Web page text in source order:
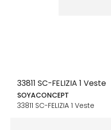
33811 SC-FELIZIA 1 Veste
SOYACONCEPT
33811 SC-FELIZIA 1 Veste